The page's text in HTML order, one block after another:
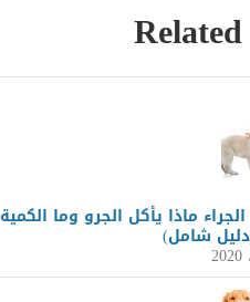
ماذا يأكل الجرو وما الكمية
شامل)